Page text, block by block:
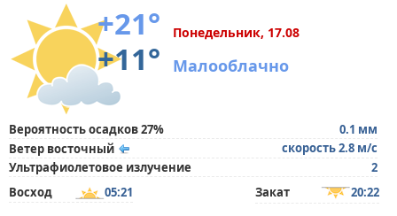
+21°
+11°
Понедельник, 17.08
Малооблачно
Вероятность осадков 27%
0.1 мм
Ветер восточный
скорость 2.8 м/с
Ультрафиолетовое излучение
2
Восход
05:21 Закат 20:22